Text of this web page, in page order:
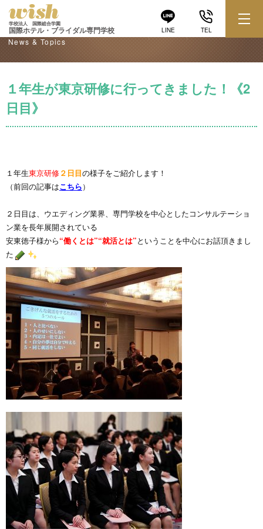
LINE TEL
学校法人 国際総合学園
国際ホテル・ブライダル専門学校
学校からのお知らせ
News & Topics
１年生が東京研修に行ってきました！《2
日目》
１年生東京研修２日目の様子をご紹介します！
（前回の記事はこちら）
２日目は、ウエディング業界、専門学校を中心としたコンサルテーショ
ン業を長年展開されている
安東徳子様から“働くとは”“就活とは”ということを中心にお話頂きまし
た